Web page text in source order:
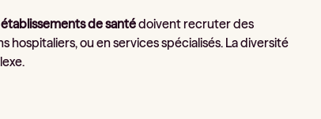
établissements de santédoivent recruter des
hospitaliers, ou en services spécialisés. La diversité